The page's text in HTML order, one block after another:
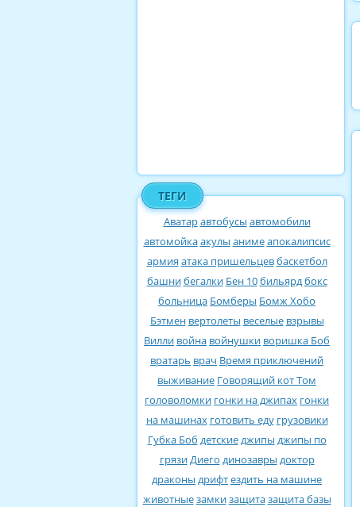
ТЕГИ
Аватаравтобусы автомобили
автомойкаакулы анимеапокалипсис
армия атака пришельцевбаскетбол
башнибегалки Бен 10бильярдбокс
больница Бомберы Бомж Хобо
Бэтмен вертолеты веселые взрывы
Вилли война войнушки воришка Боб
вратарь врач Время приключений
выживание Говорящий кот Том
головоломки гонки на джипах гонки
на машинах готовить еду грузовики
Губка Боб детскиеджипы джипы по
грязиДиего динозавры доктор
драконы дрифтездить на машине
животныезамкизащитазащита базы